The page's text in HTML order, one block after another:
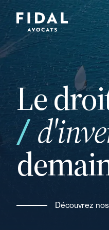
Aller
au
contenu
principalRechercher un mot
Le
Découvrez
vos